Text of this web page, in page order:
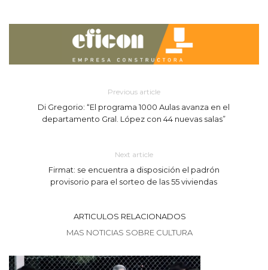
Previous article
Di Gregorio: “El programa 1000 Aulas avanza en el
departamento Gral. López con 44 nuevas salas”
Next article
Firmat: se encuentra a disposición el padrón
provisorio para el sorteo de las 55 viviendas
ARTICULOS RELACIONADOS
MAS NOTICIAS SOBRE CULTURA